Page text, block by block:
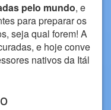
pelo mundo, e
para preparar os
seja qual forem! A
e hoje conve
nativos da Itál